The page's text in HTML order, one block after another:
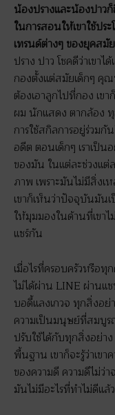
น้องปรางและน้องปาว
ในการสอนให้เขาใช้ป
เทรนด์ต่างๆ ของยุคส
ปราง ปาว โชคดีว่าเขา
กองตั้งแต่สมัยเด็กๆ คุณ
ต้องเอาลูกไปที่กอง เข
ผม นักแสดง ตากล้อง ทุ
การใช้สกิลการอยู่ร่วมกั
อดีต ตอนเด็กๆ เราเป็น
ของมัน ในแต่ละช่วงแต่
ภาพ เพราะมันไม่มีสิ่งเ
เขาก็เห็นว่าปัจจุบันมันเ
ให้มุมมองในด้านที่เขาไ
แชร์กัน
เมื่อไรที่ครอบครัวหรือทุ
ไม่ได้ผ่าน LINE ผ่านแ
บอดี้แลงเกวจ ทุกสิ่งอ
ความเป็นมนุษย์ที่สมบูร
ปรับใช้ได้กับทุกสิ่งอย่าง
พื้นฐาน เขาก็จะรู้ว่าเข
ของความดี ความดีไม่
มันไม่มีอะไรที่ทำไม่ดีแล้